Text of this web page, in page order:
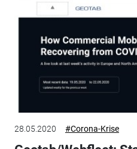
28.05.2020 #Corona-Krise